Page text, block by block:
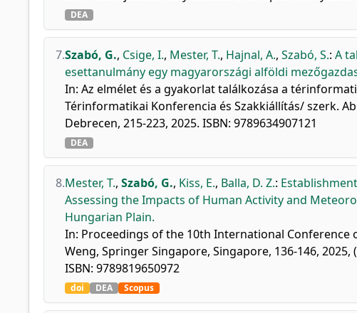
DEA
7.Szabó, G., Csige, I., Mester, T., Hajnal, A., Szabó, S.: A
esettanulmány egy magyarországi alföldi
In: Az elmélet és a gyakorlat találkozása a
Térinformatikai Konferencia és Szakkiállítás/ szerk.
Debrecen, 215-223, 2025. ISBN: 9789634907121
DEA
8.Mester, T., Szabó, G., Kiss, E., Balla, D. Z.:
Assessing the Impacts of Human Activity and
Hungarian Plain.
In: Proceedings of the 10th International Conference
Weng, Springer Singapore, Singapore, 136-146,
ISBN: 9789819650972
doi DEA Scopus